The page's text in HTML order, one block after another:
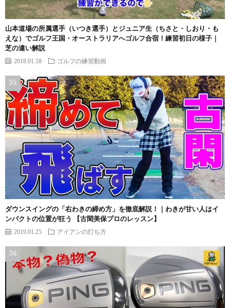
山本道場の所属選手（いつき選手）とジュニア生（ちさと・しおり・も
えな）でゴルフ王国・オーストラリアへゴルフ合宿！練習初日の様子｜
芝の違い解説
2018.01.18 ゴルフの練習動画
ダウンスイングの「右わきの締め方」を徹底解説！｜わきが甘い人はイ
ンパクトの位置が狂う 【古閑美保プロのレッスン】
2019.01.25 アイアンの打ち方